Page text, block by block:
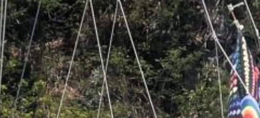
FAQ
WELTWEITE
YACHTCHARTER
REVIERINFOS
FAQ
NEWSLETTER
BLOG
ERFOLGSMELDUNGEN